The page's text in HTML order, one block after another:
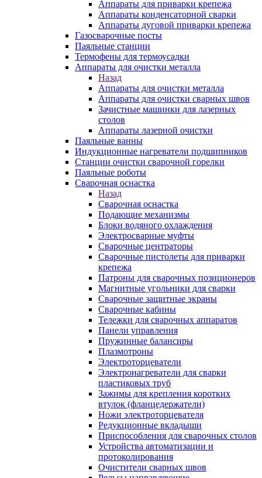
Аппараты для приварки крепежа
Аппараты конденсаторной сварки
Аппараты дуговой приварки крепежа
Газосварочные посты
Паяльные станции
Термофены для термоусадки
Аппараты для очистки металла
Назад
Аппараты для очистки металла
Аппараты для очистки сварных швов
Зачистные машинки для лазерных
столов
Аппараты лазерной очистки
Паяльные ванны
Индукционные нагреватели подшипников
Станции очистки сварочной горелки
Паяльные роботы
Сварочная оснастка
Назад
Сварочная оснастка
Подающие механизмы
Блоки водяного охлаждения
Электросварные муфты
Сварочные центраторы
Сварочные пистолеты для приварки
крепежа
Патроны для сварочных позиционеров
Магнитные угольники для сварки
Сварочные защитные экраны
Сварочные кабины
Тележки для сварочных аппаратов
Панели управления
Пружинные балансиры
Плазмотроны
Электроторцеватели
Электронагреватели для сварки
пластиковых труб
Зажимы для крепления коротких
втулок (фланцедержатели)
Ножи электроторцевателя
Редукционные вкладыши
Приспособления для сварочных столов
Устройства автоматизации и
протоколирования
Очистители сварных швов